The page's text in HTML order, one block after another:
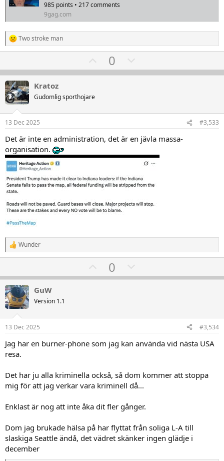
985 points • 217 comments
9gag.com
R
e
i
o
n
e
r
:
Two stroke man
U
p
0
o
t
e
Kratoz
Gudomlig sporthojare
13 Dec 2025 #3,533
Det är inte en administration, det är en jävla massa-
organisation.
R
e
t
i
o
n
r
:
Wunder
U
p
t
0
o
v
t
e
GuW
Version 1.1
13 Dec 2025 #3,534
Jag har en burner-phone som jag kan använda vid nästa USA
resa.
Det har ju alla kriminella också, så dom kommer att stoppa
mig för att jag verkar vara kriminell då...
Enklast är nog att inte åka dit fler gånger.
Dom jag brukade hälsa på har flyttat från soliga L-A till
slaskiga Seattle ändå, det vädret skänker ingen glädje i
december